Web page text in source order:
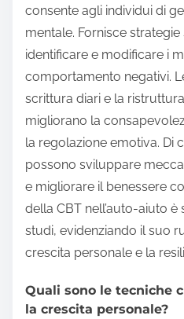
consente agli individui di
mentale. Fornisce
identificare e modificare i
comportamento negativi.
scrittura diari e la
migliorano la
la regolazione emotiva. Di
possono sviluppare
e migliorare il benessere
della CBT nell’auto-aiuto
studi, evidenziando il suo
crescita personale e la
Quali sono le tecniche
la crescita personale?